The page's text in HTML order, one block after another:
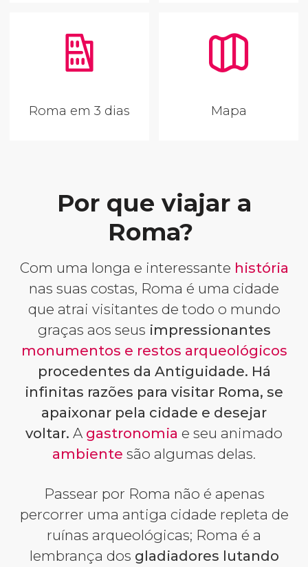
Roma em 3 dias Mapa
Por que viajar a
Roma?
Com uma longa e interessante história
nas suas costas, Roma é uma cidade
que atrai visitantes de todo o mundo
graças aos seus impressionantes
monumentos e restos arqueológicos
procedentes da Antiguidade. Há
infinitas razões para visitar Roma, se
apaixonar pela cidade e desejar
voltar. A gastronomia e seu animado
ambiente são algumas delas.
Passear por Roma não é apenas
percorrer uma antiga cidade repleta de
ruínas arqueológicas; Roma é a
lembrança dos gladiadores lutando